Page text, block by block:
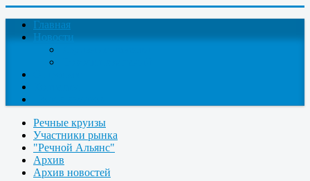
Главная
Новости
Речные круизы
Участники рынка
"Речной Альянс"
Архив
Архив новостей